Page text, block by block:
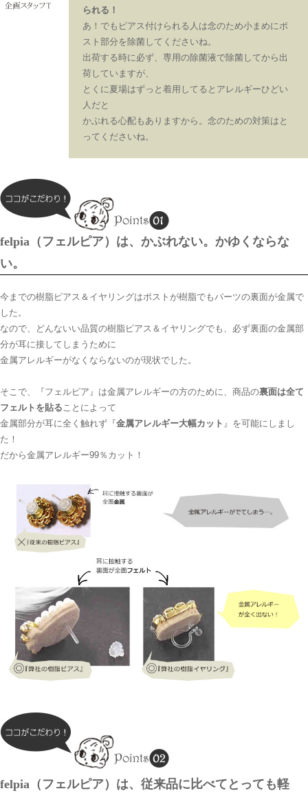
られる！
あ！でもピアス付けられる人は念のため小まめにポ
スト部分を除菌してくださいね。
出荷する時に必ず、専用の除菌液で除菌してから出
荷していますが、
とくに夏場はずっと着用してるとアレルギーひどい
人だと
かぶれる心配もありますから。念のための対策はと
ってくださいね。
felpia（フェルピア）は、かぶれない。かゆくならな
い。
今までの樹脂ピアス＆イヤリングはポストが樹脂でもパーツの裏面が金属で
した。
なので、どんないい品質の樹脂ピアス＆イヤリングでも、必ず裏面の金属部
分が耳に接してしまうために
金属アレルギーがなくならないのが現状でした。
そこで、『フェルピア』は金属アレルギーの方のために、商品の裏面は全て
フェルトを貼ることによって
金属部分が耳に全く触れず『金属アレルギー大幅カット 』を可能にしまし
た！
だから金属アレルギー99％カット！
felpia（フェルピア）は、従来品に比べてとっても軽